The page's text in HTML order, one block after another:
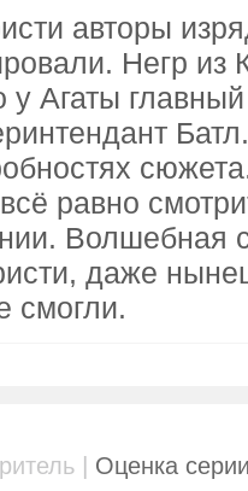
авторы
Негр из
Агаты
равно
Волшебная
даже
смогли.
| Оценка